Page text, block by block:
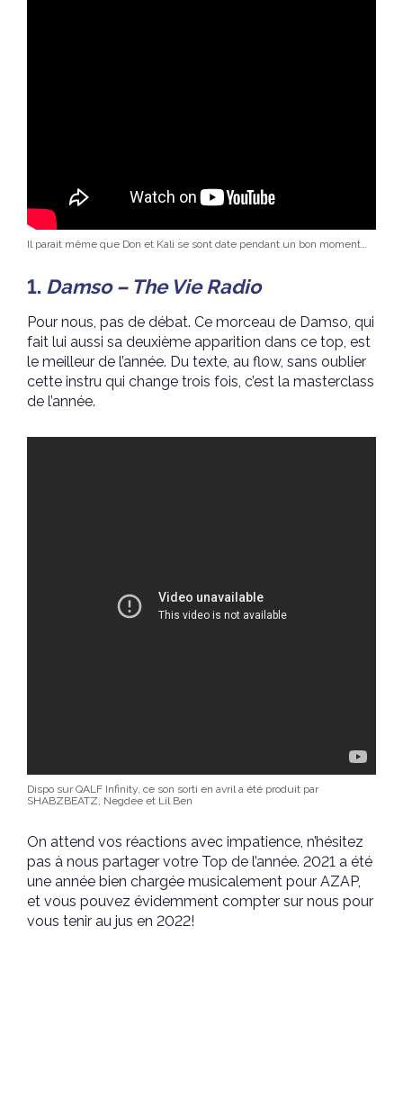
Il parait même que Don et Kali se sont date pendant un bon moment…
1. Damso – The Vie Radio
Pour nous, pas de débat. Ce morceau de Damso, qui
fait lui aussi sa deuxième apparition dans ce top, est
le meilleur de l’année. Du texte, au flow, sans oublier
cette instru qui change trois fois, c’est la masterclass
de l’année.
Dispo sur QALF Infinity, ce son sorti en avril a été produit par
SHABZBEATZ, Negdee et Lil Ben
On attend vos réactions avec impatience, n’hésitez
pas à nous partager votre Top de l’année. 2021 a été
une année bien chargée musicalement pour AZAP,
et vous pouvez évidemment compter sur nous pour
vous tenir au jus en 2022!